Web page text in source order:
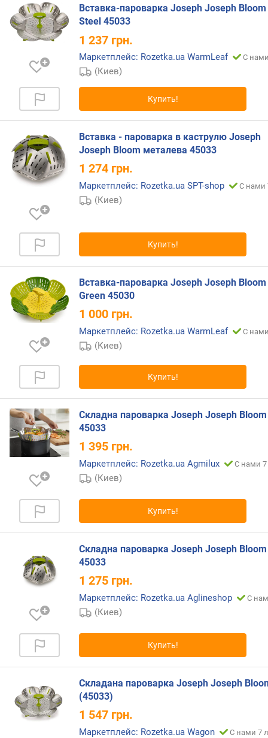
в
ш
к
ы
и
н
.
р
з
м
е
(
с
м
)
м
к
.
з
м
е
р
(
м
и
.
о
б
е
м
(
)
а
к
с
Вставка-пароварка Joseph Joseph Bloom
Steel 45033
1 237 грн.
Маркетплейс: Rozetka.ua WarmLeaf С
(Киев)
Купить!
Вставка - пароварка в каструлю Joseph
Joseph Bloom металева 45033
1 274 грн.
Маркетплейс: Rozetka.ua SPT-shop С нами
(Киев)
Купить!
Вставка-пароварка Joseph Joseph Bloom
Green 45030
1 000 грн.
Маркетплейс: Rozetka.ua WarmLeaf С
(Киев)
Купить!
Складна пароварка Joseph Joseph Bloom
45033
1 395 грн.
Маркетплейс: Rozetka.ua Agmilux С нами 7
(Киев)
Купить!
Складна пароварка Joseph Joseph Bloom
45033
1 275 грн.
Маркетплейс: Rozetka.ua Aglineshop С
(Киев)
Купить!
Складана пароварка Joseph Joseph
(45033)
1 547 грн.
Маркетплейс: Rozetka.ua Wagon С нами 7